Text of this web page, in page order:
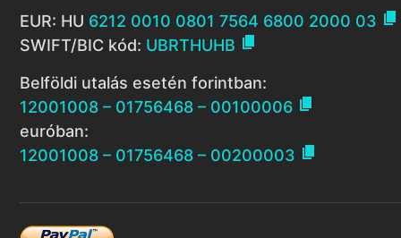
EUR: HU 6212 0010 0801 7564 6800 2000 03 
SWIFT/BIC kód: UBRTHUHB 
Belföldi utalás esetén forintban:
12001008 – 01756468 – 00100006 
euróban:
12001008 – 01756468 – 00200003 